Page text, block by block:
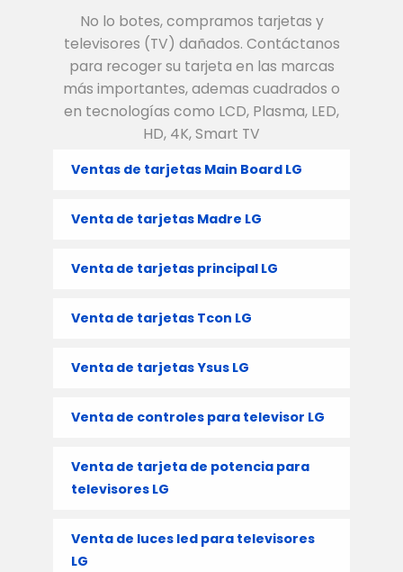
No lo botes, compramos tarjetas y
televisores (TV) dañados. Contáctanos
para recoger su tarjeta en las marcas
más importantes, ademas cuadrados o
en tecnologías como LCD, Plasma, LED,
HD, 4K, Smart TV
Ventas de tarjetas Main Board LG
Venta de tarjetas Madre LG
Venta de tarjetas principal LG
Venta de tarjetas Tcon LG
Venta de tarjetas Ysus LG
Venta de controles para televisor LG
Venta de tarjeta de potencia para
televisores LG
Venta de luces led para televisores
LG